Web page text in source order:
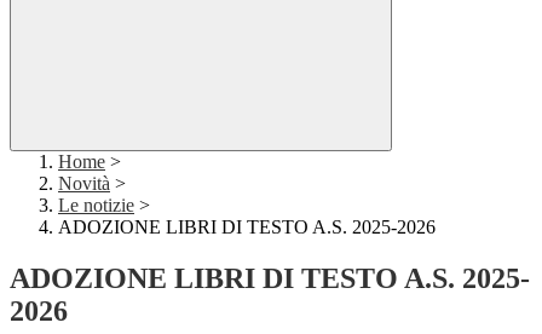
Home >
Novità >
Le notizie >
ADOZIONE LIBRI DI TESTO A.S. 2025-2026
ADOZIONE LIBRI DI TESTO A.S. 2025-
2026